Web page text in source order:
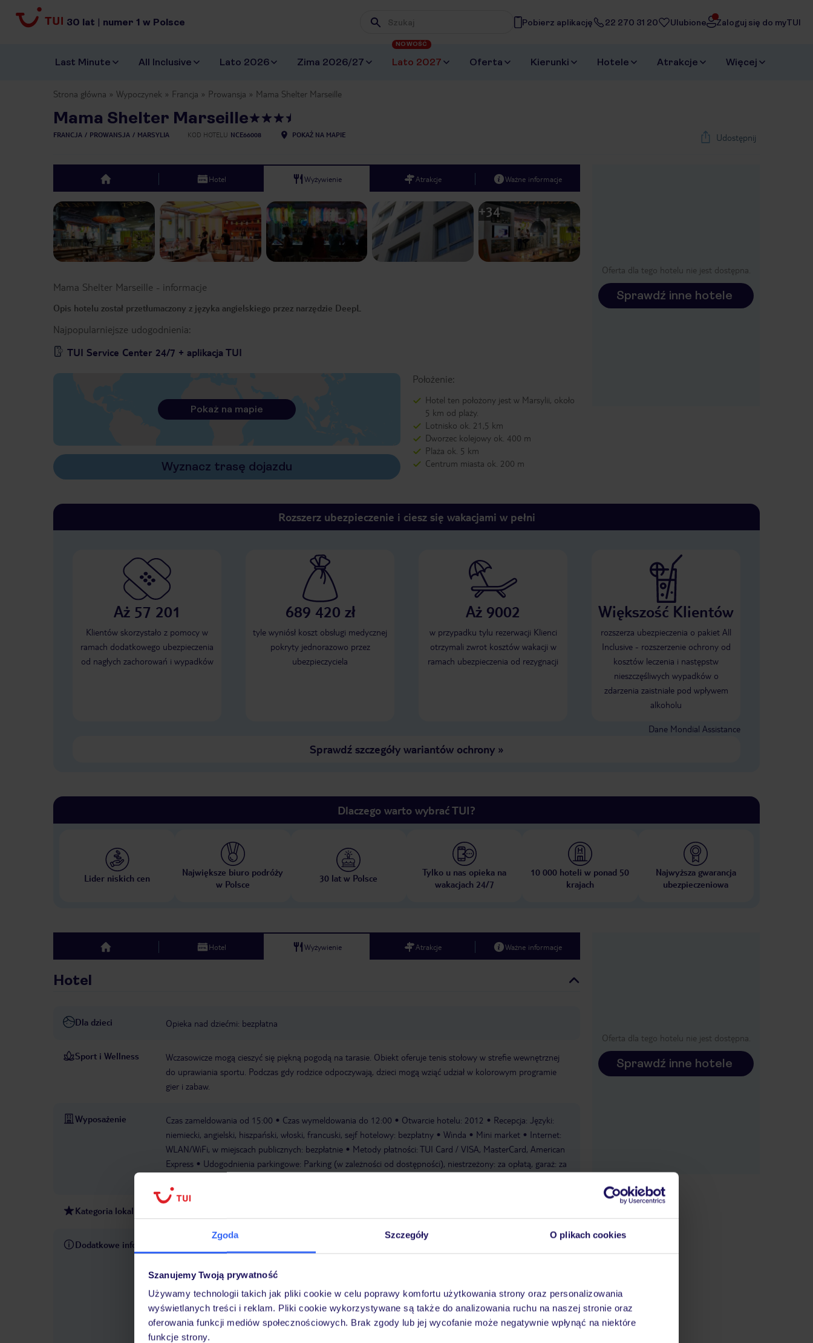
Zgoda Szczegóły O plikach cookies
Szanujemy Twoją prywatność
Używamy technologii takich jak pliki cookie w celu poprawy komfortu użytkowania strony oraz personalizowania
wyświetlanych treści i reklam. Pliki cookie wykorzystywane są także do analizowania ruchu na naszej stronie oraz
oferowania funkcji mediów społecznościowych. Brak zgody lub jej wycofanie może negatywnie wpłynąć na niektóre
funkcje strony.
30 lat | numer 1 w Polsce Wpisz frazę, której szukasz
Pobierz aplikację 22 270 31 20 Ulubione Zaloguj się do myTUI
Last Minute All Inclusive Lato 2026 Zima 2026/27 Lato 2027
NOWOŚĆ
Oferta Kierunki Hotele Atrakcje Więcej
Strona główna Wypoczynek Francja Prowansja Mama Shelter Marseille
Mama Shelter Marseille
FRANCJA PROWANSJA MARSYLIA KOD HOTELU NCE66008 POKAŻ NA MAPIE Udostępnij
Oferta dla tego hotelu nie jest dostępna.
Sprawdź inne hotele
top Hotel Wyżywienie Atrakcje Ważne informacje
Previous slide Next slide
1/40
+34
Mama Shelter Marseille - informacje
Opis hotelu został przetłumaczony z języka angielskiego przez narzędzie DeepL
Najpopularniejsze udogodnienia:
TUI Service Center 24/7 + aplikacja TUI
Położenie:
Hotel ten położony jest w Marsylii, około
5 km od plaży.
Lotnisko ok. 21,5 km
Dworzec kolejowy ok. 400 m
Plaża ok. 5 km
Centrum miasta ok. 200 m
Pokaż na mapie
Wyznacz trasę dojazdu
Rozszerz ubezpieczenie i ciesz się wakacjami w pełni
Aż 57 201
Klientów skorzystało z pomocy w
ramach dodatkowego ubezpieczenia
od nagłych zachorowań i wypadków
689 420 zł
tyle wyniósł koszt obsługi medycznej
pokryty jednorazowo przez
ubezpieczyciela
Aż 9002
w przypadku tylu rezerwacji Klienci
otrzymali zwrot kosztów wakacji w
ramach ubezpieczenia od rezygnacji
Większość Klientów
rozszerza ubezpieczenia o pakiet All
Inclusive - rozszerzenie ochrony od
kosztów leczenia i następstw
nieszczęśliwych wypadków o
zdarzenia zaistniałe pod wpływem
alkoholu
Dane Mondial Assistance
Sprawdź szczegóły wariantów ochrony»
Dlaczego warto wybrać TUI?
Lider niskich cen
Największe biuro podróży
w Polsce
30 lat w Polsce
Tylko u nas opieka na
wakacjach 24/7
10 000 hoteli w ponad 50
krajach
Najwyższa gwarancja
ubezpieczeniowa
top Hotel Wyżywienie Atrakcje Ważne informacje
Hotel
Dla dzieci Opieka nad dziećmi: bezpłatna
Sport i Wellness
Wczasowicze mogą cieszyć się piękną pogodą na tarasie. Obiekt oferuje tenis stołowy w strefie wewnętrznej
do uprawiania sportu. Podczas gdy rodzice odpoczywają, dzieci mogą wziąć udział w kolorowym programie
gier i zabaw.
Wyposażenie Czas zameldowania od 15:00 Czas wymeldowania do 12:00 Otwarcie hotelu: 2012
Recepcja: Języki:
niemiecki, angielski, hiszpański, włoski, francuski, sejf hotelowy: bezpłatny
Winda Mini market
Internet:
WLAN/WiFi, w miejscach publicznych: bezpłatnie
Metody płatności: TUI Card / VISA, MasterCard, American
Express
Udogodnienia parkingowe: Parking (w zależności od dostępności), niestrzeżony: za opłatą, garaż: za
Kategoria lokalna
Dodatkowe informacje
informacji dotyczących przebiegu podróży i miejsca wypoczynku. Za jej pośrednictwem można rezerwować
również wycieczki fakultatywne. Jeśli potrzebują Państwo naszej pomocy TUI podczas wypoczynku, jesteśmy
do Państwa dyspozycji telefonicznie oraz sms-owo. Szczegółytutaj .
Transfer z lotniska i na lotnisko odbywa
się we własnym zakresie
W przypadku zakupu pakietu wraz z przelotem, bagaż rejestrowany jest wliczony w
cenę (wyjątkiem są połączenia obsługiwane przez linię PLL LOT)
Oferta dla tego hotelu nie jest dostępna.
Sprawdź inne hotele